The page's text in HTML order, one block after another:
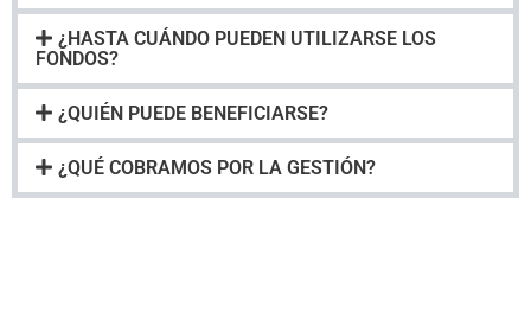
¿HASTA CUÁNDO PUEDEN UTILIZARSE LOS
FONDOS?
¿QUIÉN PUEDE BENEFICIARSE?
¿QUÉ COBRAMOS POR LA GESTIÓN?